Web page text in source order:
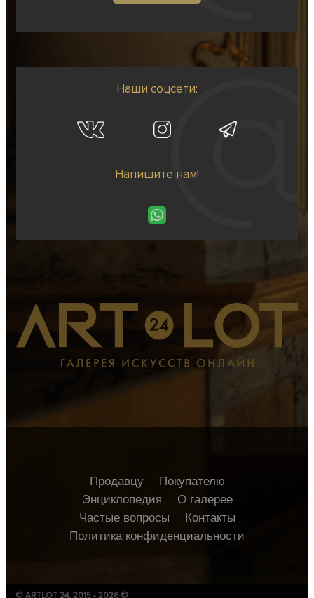
Наши соцсети:
Напишите нам!
Продавцу
Покупателю
Энциклопедия
О галерее
Частые вопросы
Контакты
Политика конфиденциальности
© ARTLOT 24, 2015 - 2026 ©